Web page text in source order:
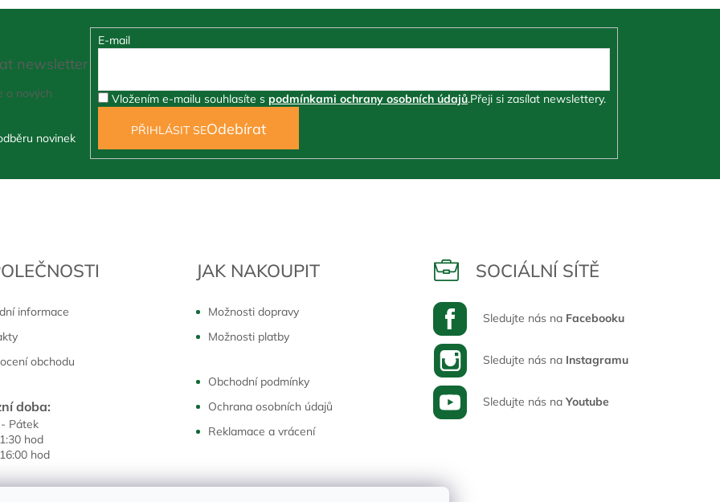
informace
obchodu
doba:
Pátek
hod
hod
JAK NAKOUPIT
Možnosti dopravy
Možnosti platby
Obchodní podmínky
Ochrana osobních údajů
Reklamace a vrácení
SOCIÁLNÍ SÍTĚ
Sledujte nás na Facebooku
Sledujte nás na Instagramu
Sledujte nás na Youtube
newsletter
o nových
E-mail
Vložením e-mailu souhlasíte s podmínkami ochrany osobních údajů.Přeji si zasílat newslettery.
PŘIHLÁSIT SE